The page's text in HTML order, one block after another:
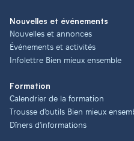
Nouvelles et événements
Nouvelles et annonces
Événements et activités
Infolettre Bien mieux ensemble
Formation
Calendrier de la formation
Trousse d'outils Bien mieux
Dîners d'informations